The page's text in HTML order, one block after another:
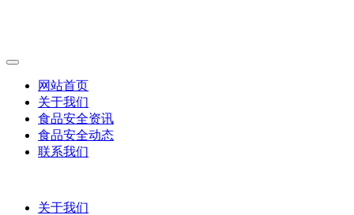
网站首页
关于我们
食品安全资讯
食品安全动态
联系我们
关于我们